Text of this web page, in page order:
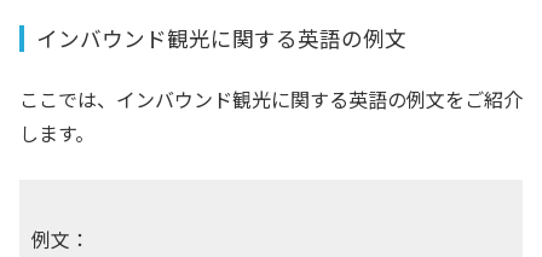
インバウンド観光に関する英語の例文
ここでは、インバウンド観光に関する英語の例文をご紹介
します。
例文：